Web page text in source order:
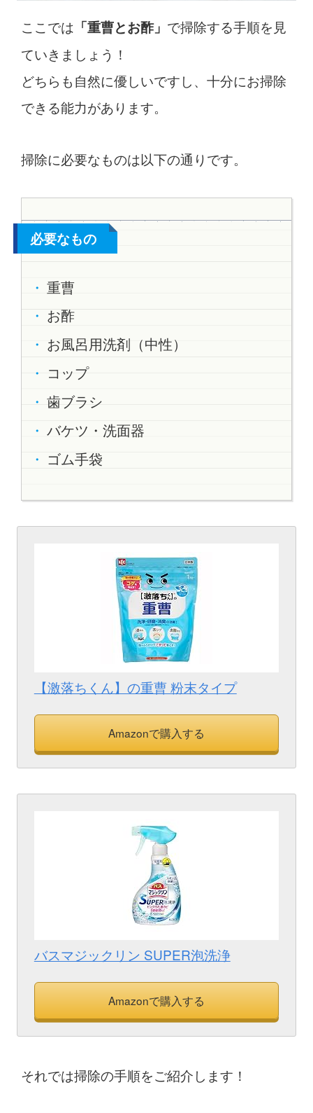
ここでは 「重曹とお酢」 で掃除する手順を見
ていきましょう！
どちらも自然に優しいですし、十分にお掃除
できる能力があります。
掃除に必要なものは以下の通りです。
必要なもの
重曹
お酢
お風呂用洗剤（中性）
コップ
歯ブラシ
バケツ・洗面器
ゴム手袋
【激落ちくん】の重曹 粉末タイプ
Amazonで購入する
バスマジックリン SUPER泡洗浄
Amazonで購入する
それでは掃除の手順をご紹介します！